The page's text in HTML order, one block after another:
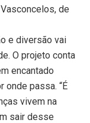
de
e diversão vai
O projeto conta
encantado
onde passa. “É
vivem na
sair desse